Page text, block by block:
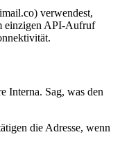
verwendest,
einzigen API‑Aufruf
Interna. Sag, was den
die Adresse, wenn